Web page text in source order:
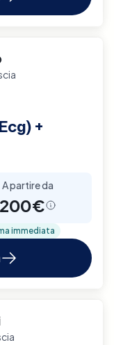
+
A partire da
200€
immediata